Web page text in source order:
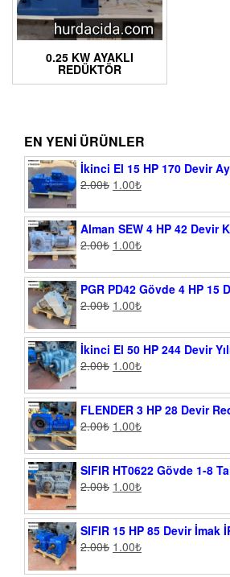
0.25 KW AYAKLI
REDÜKTÖR
EN YENI ÜRÜNLER
İkinci El 15 HP 170 Devir
2.00₺ 1.00₺
Alman SEW 4 HP 42 Devir
2.00₺ 1.00₺
PGR PD42 Gövde 4 HP 15
2.00₺ 1.00₺
İkinci El 50 HP 244 Devir
2.00₺ 1.00₺
FLENDER 3 HP 28 Devir
2.00₺ 1.00₺
SIFIR HT0622 Gövde 1-8
2.00₺ 1.00₺
SIFIR 15 HP 85 Devir İmak
2.00₺ 1.00₺